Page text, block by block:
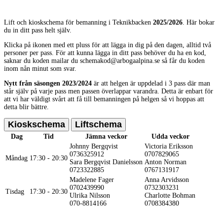
Lift och kioskschema för bemanning i Teknikbacken 2025/2026. Här bokar
du in ditt pass helt själv.
Klicka på ikonen med ett pluss för att lägga in dig på den dagen, alltid två
personer per pass. För att kunna lägga in ditt pass behöver du ha en kod,
saknar du koden mailar du schemakod@arbogaalpina.se så får du koden
inom nån minut som svar.
Nytt från säsongen 2023/2024 är att helgen är uppdelad i 3 pass där man
står själv på varje pass men passen överlappar varandra. Detta är enbart för
att vi har väldigt svårt att få till bemanningen på helgen så vi hoppas att
detta blir bättre.
Kioskschema Liftschema
Dag Tid Jämna veckor Udda veckor
Måndag 17:30 - 20:30
Johnny Bergqvist
0736325912
Sara Bergqvist Danielsson
0723322885
Victoria Eriksson
0707829065
Anton Norman
0767131917
Tisdag 17:30 - 20:30
Madelene Fager
0702439990
Ulrika Nilsson
070-8814166
Anna Arvidsson
0732303231
Charlotte Bohman
0708384380